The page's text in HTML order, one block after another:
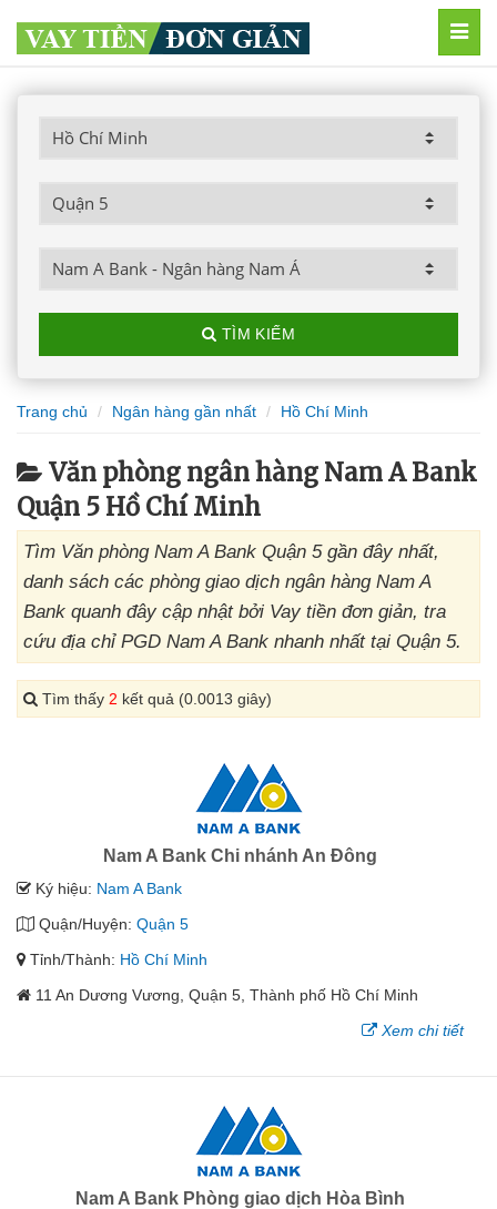
TÌM KIẾM
Trang chủ Ngân hàng gần nhất Hồ Chí Minh
Văn phòng ngân hàng Nam A Bank
Quận 5 Hồ Chí Minh
Tìm Văn phòng Nam A Bank Quận 5 gần đây nhất,
danh sách các phòng giao dịch ngân hàng Nam A
Bank quanh đây cập nhật bởi Vay tiền đơn giản, tra
cứu địa chỉ PGD Nam A Bank nhanh nhất tại Quận 5.
Tìm thấy 2 kết quả (0.0013 giây)
Nam A Bank Chi nhánh An Đông
Ký hiệu: Nam A Bank
Quận/Huyện: Quận 5
Tỉnh/Thành: Hồ Chí Minh
11 An Dương Vương, Quận 5, Thành phố Hồ Chí Minh
Xem chi tiết
Nam A Bank Phòng giao dịch Hòa Bình